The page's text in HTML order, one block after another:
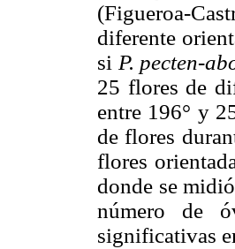
(Figueroa-
diferente
si P. pecten-
25 flores de
entre 196° y
de flores
flores
donde se
número de
significativas